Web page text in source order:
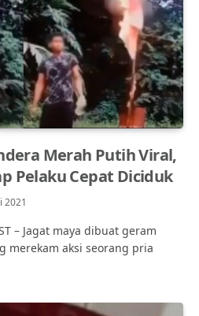
Merah Putih Viral,
Pelaku Cepat Diciduk
2021
– Jagat maya dibuat geram
merekam aksi seorang pria